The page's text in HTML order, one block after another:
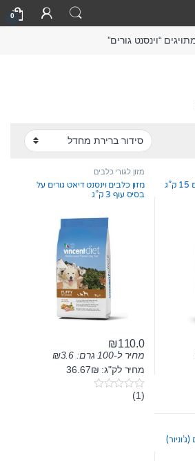
0
“וינסנט גורים”
מזון לגורי כלבים
מזון כלבים וינסנט דיאט גורים על
בסיס עוף 3 ק”ג
₪110.0
מחיר ל-100 גרם: ₪3.6
מחיר לק"ג: 36.67₪
0(1)